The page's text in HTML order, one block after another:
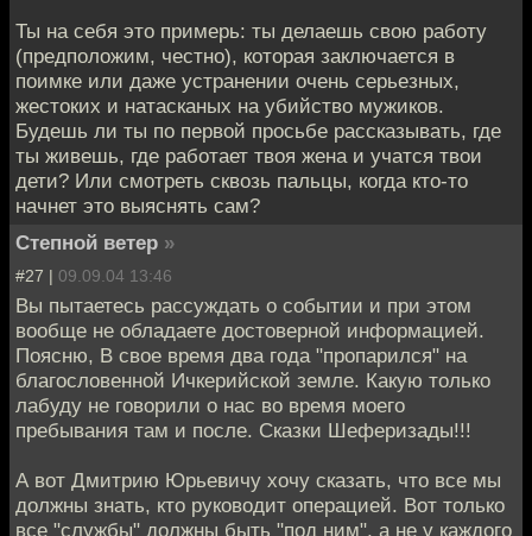
Ты на себя это примерь: ты делаешь свою работу
(предположим, честно), которая заключается в
поимке или даже устранении очень серьезных,
жестоких и натасканых на убийство мужиков.
Будешь ли ты по первой просьбе рассказывать, где
ты живешь, где работает твоя жена и учатся твои
дети? Или смотреть сквозь пальцы, когда кто-то
начнет это выяснять сам?
Степной ветер »
#27 | 09.09.04 13:46
Вы пытаетесь рассуждать о событии и при этом
вообще не обладаете достоверной информацией.
Поясню, В свое время два года "пропарился" на
благословенной Ичкерийской земле. Какую только
лабуду не говорили о нас во время моего
пребывания там и после. Сказки Шеферизады!!!
А вот Дмитрию Юрьевичу хочу сказать, что все мы
должны знать, кто руководит операцией. Вот только
все "службы" должны быть "под ним", а не у каждого